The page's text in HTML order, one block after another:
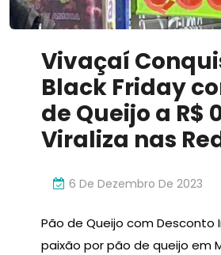
Vivaçaí
Black Friday
de Queijo a R$
Viraliza nas
6 De Dezembro De 2023
Pão de Queijo com Desconto
paixão por pão de queijo em